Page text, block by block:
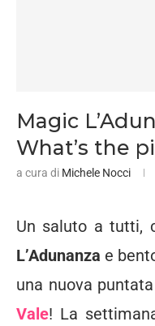
Magic
What’s the
a cura di Michele Nocci
Un saluto a tutti,
L’Adunanza e
una nuova
Vale! La